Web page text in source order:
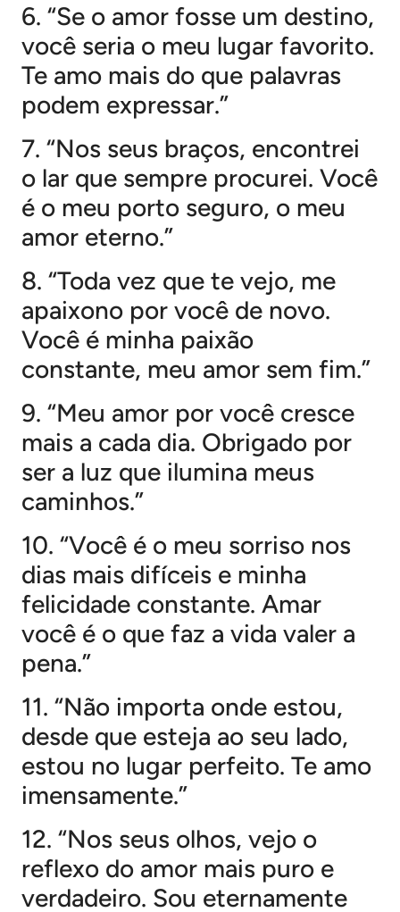
6. “Se o amor fosse um destino,
você seria o meu lugar favorito.
Te amo mais do que palavras
podem expressar.”
7. “Nos seus braços, encontrei
o lar que sempre procurei. Você
é o meu porto seguro, o meu
amor eterno.”
8. “Toda vez que te vejo, me
apaixono por você de novo.
Você é minha paixão
constante, meu amor sem fim.”
9. “Meu amor por você cresce
mais a cada dia. Obrigado por
ser a luz que ilumina meus
caminhos.”
10. “Você é o meu sorriso nos
dias mais difíceis e minha
felicidade constante. Amar
você é o que faz a vida valer a
pena.”
11. “Não importa onde estou,
desde que esteja ao seu lado,
estou no lugar perfeito. Te amo
imensamente.”
12. “Nos seus olhos, vejo o
reflexo do amor mais puro e
verdadeiro. Sou eternamente